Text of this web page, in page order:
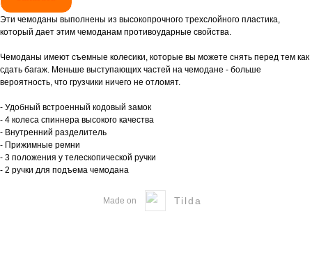
Эти чемоданы выполнены из высокопрочного трехслойного пластика,
который дает этим чемоданам противоударные свойства.
Чемоданы имеют съемные колесики, которые вы можете снять перед тем как
сдать багаж. Меньше выступающих частей на чемодане - больше
вероятность, что грузчики ничего не отломят.
- Удобный встроенный кодовый замок
- 4 колеса спиннера высокого качества
- Внутренний разделитель
- Прижимные ремни
- 3 положения у телескопической ручки
- 2 ручки для подъема чемодана
Made on Tilda